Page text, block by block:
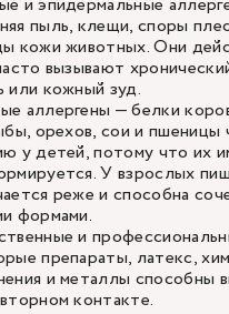
пыль, клещи, споры
кожи животных. Они
вызывают
или кожный зуд.
аллергены — белки
орехов, сои и пшеницы
у детей, потому что их
У взрослых
реже и способна
формами.
и
препараты, латекс,
и металлы способны
контакте.